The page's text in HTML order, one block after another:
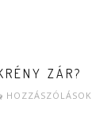
ZÁR?
HOZZÁSZÓLÁSOK